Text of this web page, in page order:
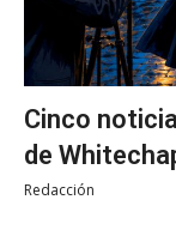
Cinco
de
Redacción